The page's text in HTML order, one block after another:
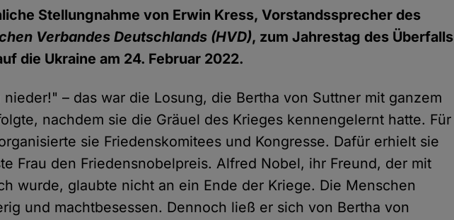
Stellungnahme von Erwin Kress, Vorstandssprecher des
Verbandes Deutschlands (HVD), zum Jahrestag des Überfalls
die Ukraine am 24. Februar 2022.
nieder!" – das war die Losung, die Bertha von Suttner mit ganzem
nachdem sie die Gräuel des Krieges kennengelernt hatte. Für
sie Friedenskomitees und Kongresse. Dafür erhielt sie
Frau den Friedensnobelpreis. Alfred Nobel, ihr Freund, der mit
wurde, glaubte nicht an ein Ende der Kriege. Die Menschen
und machtbesessen. Dennoch ließ er sich von Bertha von